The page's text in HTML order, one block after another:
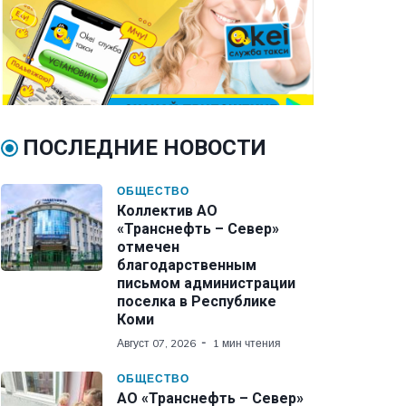
ПОСЛЕДНИЕ НОВОСТИ
ОБЩЕСТВО
Коллектив АО
«Транснефть – Север»
отмечен
благодарственным
письмом администрации
поселка в Республике
Коми
Август 07, 2026 1 мин чтения
ОБЩЕСТВО
АО «Транснефть – Север»